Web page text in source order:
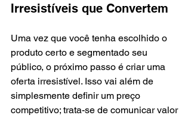
Irresistíveis que Convertem
Uma vez que você tenha escolhido o
produto certo e segmentado seu
público, o próximo passo é criar uma
oferta irresistível. Isso vai além de
simplesmente definir um preço
competitivo; trata-se de comunicar valor